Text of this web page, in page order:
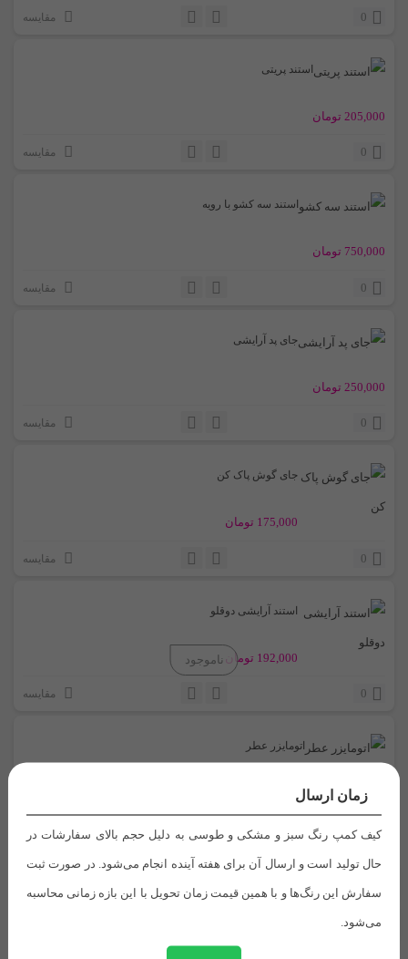
زمان ارسال
کیف کمپ رنگ سبز و مشکی و طوسی به دلیل حجم بالای سفارشات در
حال تولید است و ارسال آن برای هفته آینده انجام می‌شود. در صورت ثبت
سفارش این رنگ‌ها و با همین قیمت زمان تحویل با این بازه زمانی محاسبه
می‌شود.
0 مقایسه
استند پریتی
205,000 تومان
0 مقایسه
استند سه کشو با رویه
750,000 تومان
0 مقایسه
جای پد آرایشی
250,000 تومان
0 مقایسه
جای گوش پاک کن
175,000 تومان
0 مقایسه
استند آرایشی دوقلو
192,000 تومان
0 مقایسه
اتومایزر عطر
75,000 تومان
مقایسه
280,000